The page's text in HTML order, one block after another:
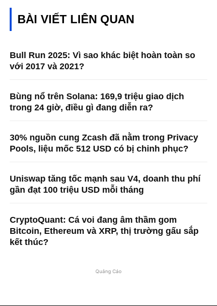
BÀI VIẾT LIÊN QUAN
Bull Run 2025: Vì sao khác biệt hoàn toàn so
với 2017 và 2021?
Bùng nổ trên Solana: 169,9 triệu giao dịch
trong 24 giờ, điều gì đang diễn ra?
30% nguồn cung Zcash đã nằm trong Privacy
Pools, liệu mốc 512 USD có bị chinh phục?
Uniswap tăng tốc mạnh sau V4, doanh thu phí
gần đạt 100 triệu USD mỗi tháng
CryptoQuant: Cá voi đang âm thầm gom
Bitcoin, Ethereum và XRP, thị trường gấu sắp
kết thúc?
Quảng Cáo